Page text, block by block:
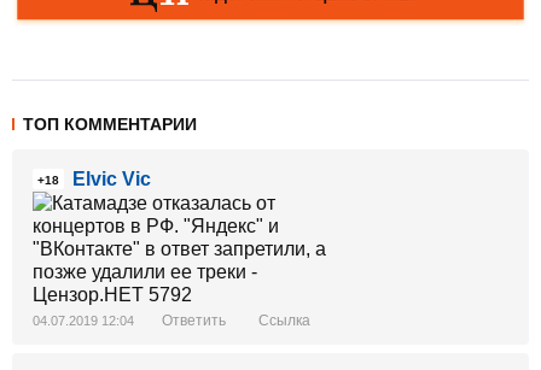
ТОП КОММЕНТАРИИ
+18 Elvic Vic
04.07.2019 12:04 Ответить Ссылка